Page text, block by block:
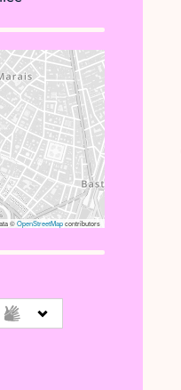
©OpenStreetMapcontributors